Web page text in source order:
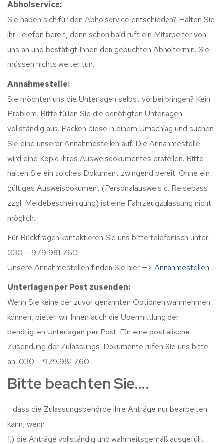
Abholservice:
Sie haben sich für den Abholservice entschieden? Halten Sie
ihr Telefon bereit, denn schon bald ruft ein Mitarbeiter von
uns an und bestätigt Ihnen den gebuchten Abholtermin. Sie
müssen nichts weiter tun.
Annahmestelle:
Sie möchten uns die Unterlagen selbst vorbei bringen? Kein
Problem. Bitte füllen Sie die benötigten Unterlagen
vollständig aus. Packen diese in einem Umschlag und suchen
Sie eine unserer Annahmestellen auf. Die Annahmestelle
wird eine Kopie Ihres Ausweisdokumentes erstellen. Bitte
halten Sie ein solches Dokument zwingend bereit. Ohne ein
gültiges Ausweisdokument (Personalausweis o. Reisepass
zzgl. Meldebescheinigung) ist eine Fahrzeugzulassung nicht
möglich.
Für Rückfragen kontaktieren Sie uns bitte telefonisch unter:
030 – 979 981 760
Unsere Annahmestellen finden Sie hier —> Annahmestellen
Unterlagen per Post zusenden:
Wenn Sie keine der zuvor genannten Optionen wahrnehmen
können, bieten wir Ihnen auch die Übermittlung der
benötigten Unterlagen per Post. Für eine postialische
Zusendung der Zulassungs-Dokumente rufen Sie uns bitte
an: 030 – 979 981 760
Bitte beachten Sie….
…dass die Zulassungsbehörde Ihre Anträge nur bearbeiten
kann, wenn
1.) die Anträge vollständig und wahrheitsgemäß ausgefüllt